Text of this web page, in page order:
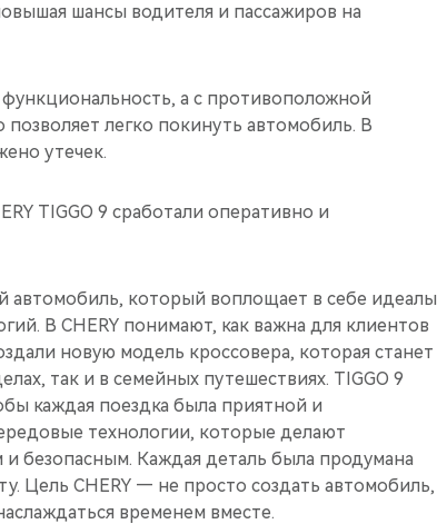
шансы водителя и пассажиров на
функциональность, а с противоположной
легко покинуть автомобиль. В
утечек.
TIGGO 9 сработали оперативно и
автомобиль, который воплощает в себе идеалы
В CHERY понимают, как важна для клиентов
новую модель кроссовера, которая станет
так и в семейных путешествиях. TIGGO 9
каждая поездка была приятной и
технологии, которые делают
безопасным. Каждая деталь была продумана
Цель CHERY — не просто создать автомобиль,
временем вместе.